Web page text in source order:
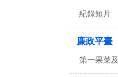
紀錄短片
廉政平臺
第一果菜